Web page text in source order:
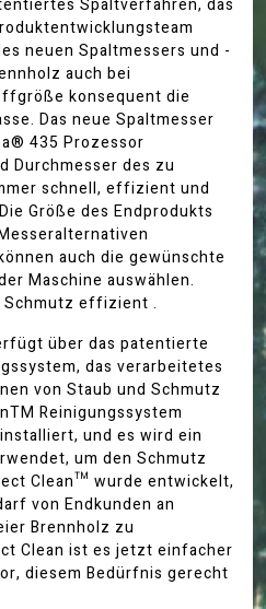
neuen Spaltmessers und -
auch bei
konsequent die
Das neue Spaltmesser
435 Prozessor
Durchmesser des zu
schnell, effizient und
Größe des Endprodukts
auch die gewünschte
Maschine auswählen.
effizient .
über das patentierte
das verarbeitetes
von Staub und Schmutz
Reinigungssystem
und es wird ein
um den Schmutz
Clean™ wurde entwickelt,
von Endkunden an
Brennholz zu
Clean ist es jetzt einfacher
diesem Bedürfnis gerecht